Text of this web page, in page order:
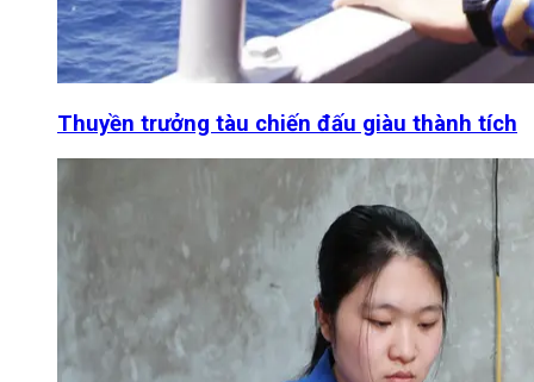
Thuyền trưởng tàu chiến đấu giàu thành tích